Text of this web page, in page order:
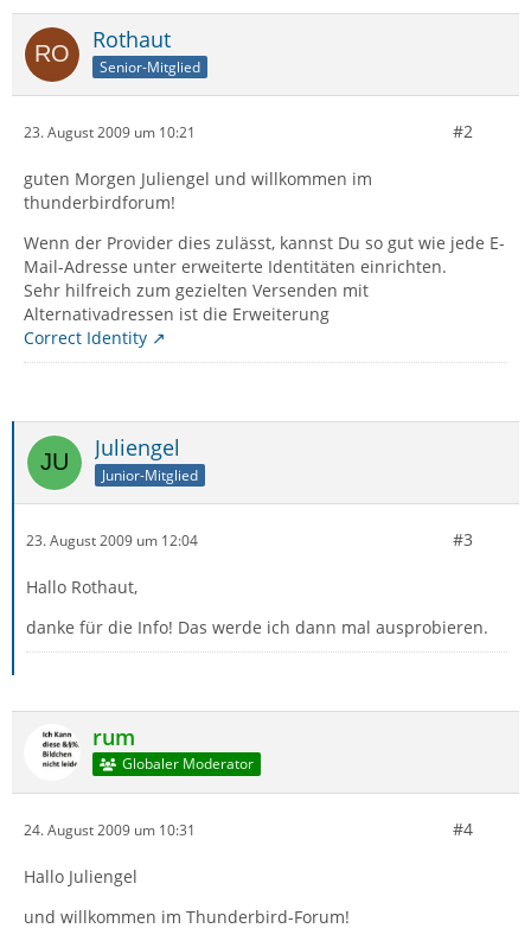
Rothaut
Senior-Mitglied
23. August 2009 um 10:21 #2
guten Morgen Juliengel und willkommen im
thunderbirdforum!
Wenn der Provider dies zulässt, kannst Du so gut wie jede E-
Mail-Adresse unter erweiterte Identitäten einrichten.
Sehr hilfreich zum gezielten Versenden mit
Alternativadressen ist die Erweiterung
Correct Identity
Juliengel
Junior-Mitglied
23. August 2009 um 12:04 #3
Hallo Rothaut,
danke für die Info! Das werde ich dann mal ausprobieren.
rum
Globaler Moderator
24. August 2009 um 10:31 #4
Hallo Juliengel
und willkommen im Thunderbird-Forum!